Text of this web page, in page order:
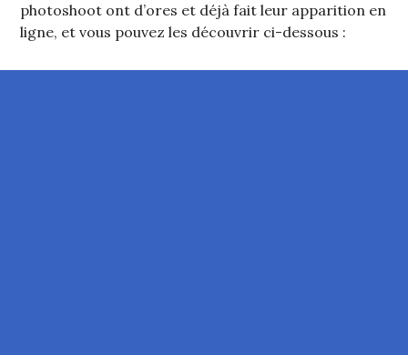
photoshoot ont d’ores et déjà fait leur apparition en
ligne, et vous pouvez les découvrir ci-dessous :